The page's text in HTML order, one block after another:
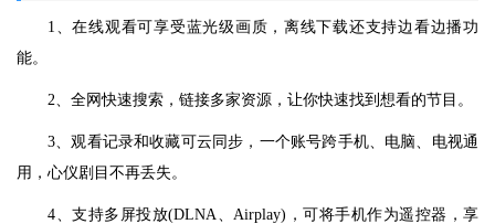
1、在线观看可享受蓝光级画质，离线下载还支持边看边播功
能。
2、全网快速搜索，链接多家资源，让你快速找到想看的节目。
3、观看记录和收藏可云同步，一个账号跨手机、电脑、电视通
用，心仪剧目不再丢失。
4、支持多屏投放(DLNA、Airplay)，可将手机作为遥控器，享